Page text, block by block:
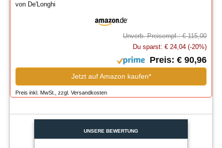
von De'Longhi
Unverb. Preisempf.: € 115,00
Du sparst: € 24,04 (-20%)
Preis: € 90,96
Jetzt auf Amazon kaufen*
Preis inkl. MwSt., zzgl. Versandkosten
UNSERE BEWERTUNG